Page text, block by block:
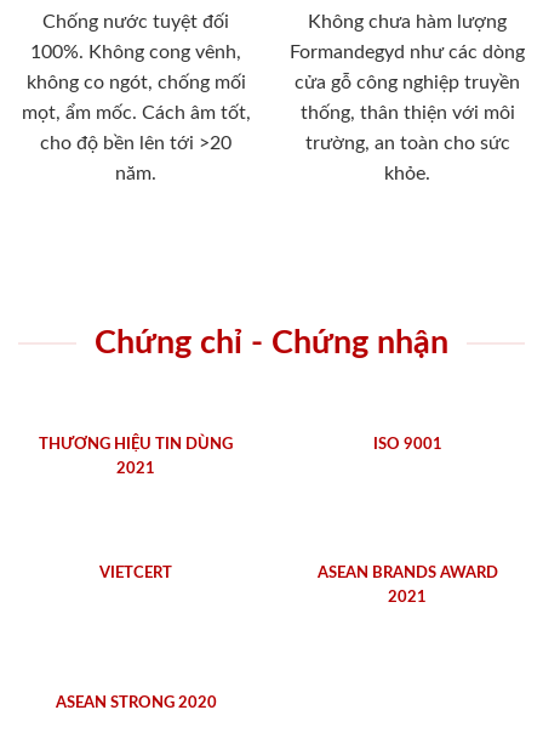
Chống nước tuyệt đối
100%. Không cong vênh,
không co ngót, chống mối
mọt, ẩm mốc. Cách âm tốt,
cho độ bền lên tới >20
năm.
Không chưa hàm lượng
Formandegyd như các dòng
cửa gỗ công nghiệp truyền
thống, thân thiện với môi
trường, an toàn cho sức
khỏe.
Chứng chỉ - Chứng nhận
THƯƠNG HIỆU TIN DÙNG
2021
ISO 9001
VIETCERT
ASEAN BRANDS AWARD
2021
ASEAN STRONG 2020